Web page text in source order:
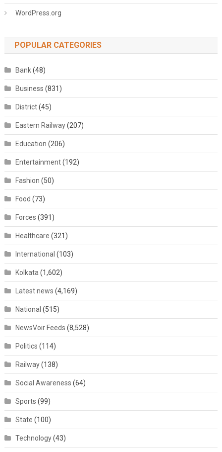
WordPress.org
POPULAR CATEGORIES
Bank(48)
Business (831)
District(45)
Eastern Railway(207)
Education (206)
Entertainment(192)
Fashion (50)
Food (73)
Forces (391)
Healthcare (321)
International (103)
Kolkata (1,602)
Latest news (4,169)
National (515)
NewsVoir Feeds (8,528)
Politics (114)
Railway(138)
Social Awareness (64)
Sports (99)
State (100)
Technology(43)